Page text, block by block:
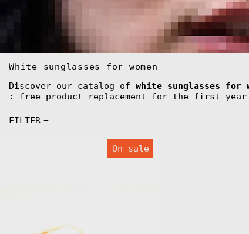
White sunglasses for women
Discover our catalog of white sunglasses for
: free product replacement for the first
FILTER
Sunglasses
On sale